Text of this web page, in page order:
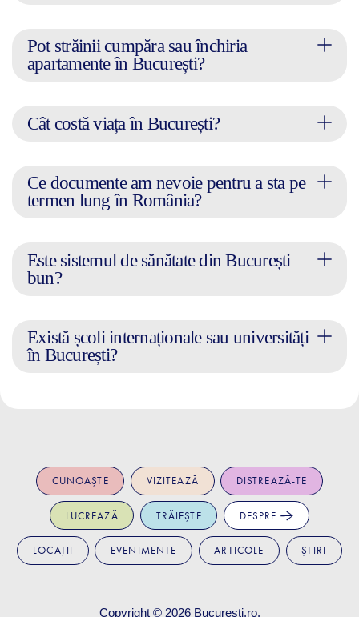
Pot străinii cumpăra sau închiria
apartamente în București?
Cât costă viața în București?
Ce documente am nevoie pentru a sta pe
termen lung în România?
Este sistemul de sănătate din București
bun?
Există școli internaționale sau universități
în București?
CUNOAȘTE VIZITEAZĂ DISTREAZĂ-TE
LUCREAZĂ TRĂIEȘTE DESPRE
LOCAȚII EVENIMENTE ARTICOLE ȘTIRI
Copyright © 2026 Bucuresti.ro.